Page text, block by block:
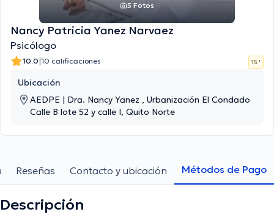
5 Fotos
Nancy Patricia Yanez Narvaez
Psicólogo
10.0|10 calificaciones 15 '
Ubicación
AEDPE | Dra. Nancy Yanez , Urbanización El Condado
Calle B lote 52 y calle I, Quito Norte
Reseñas Contacto y ubicación Métodos de Pago
Descripción